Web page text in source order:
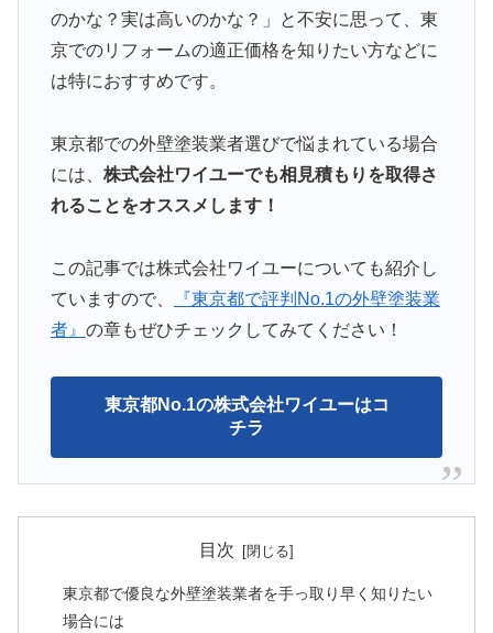
のかな？実は高いのかな？」と不安に思って、東
京でのリフォームの適正価格を知りたい方などに
は特におすすめです。
東京都での外壁塗装業者選びで悩まれている場合
には、 株式会社ワイユーでも相見積もりを取得さ
れることをオススメします！
この記事では株式会社ワイユーについても紹介し
ていますので、
『東京都で評判No.1の外壁塗装業
者』 の章もぜひチェックしてみてください！
東京都No.1の株式会社ワイユーはコ
チラ
目次
東京都で優良な外壁塗装業者を手っ取り早く知りたい
場合には